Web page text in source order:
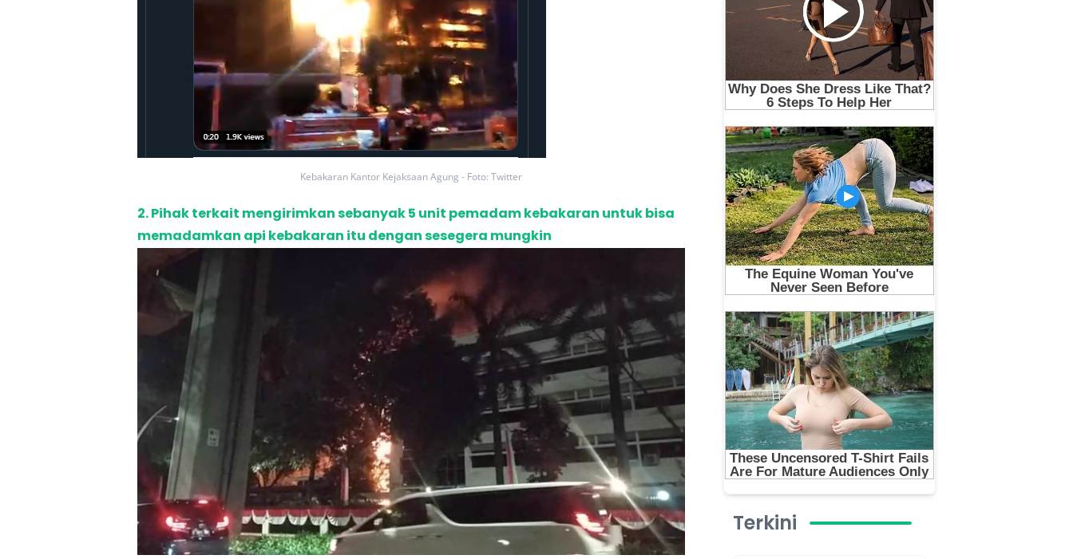
Kebakaran Kantor Kejaksaan Agung - Foto: Twitter
2. Pihak terkait mengirimkan sebanyak 5 unit pemadam kebakaran untuk bisa
memadamkan api kebakaran itu dengan sesegera mungkin
Terkini